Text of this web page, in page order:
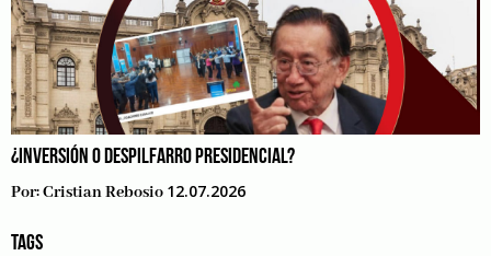
¿INVERSIÓN O DESPILFARRO PRESIDENCIAL?
Por:Cristian Rebosio 12.07.2026
TAGS